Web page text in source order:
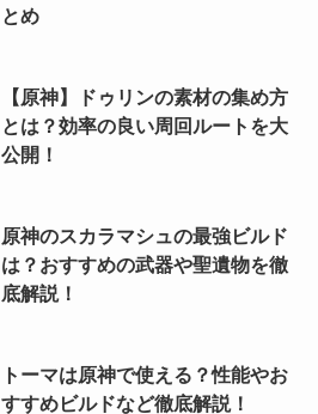
とめ
【原神】ドゥリンの素材の集め方
とは？効率の良い周回ルートを大
公開！
原神のスカラマシュの最強ビルド
は？おすすめの武器や聖遺物を徹
底解説！
トーマは原神で使える？性能やお
すすめビルドなど徹底解説！